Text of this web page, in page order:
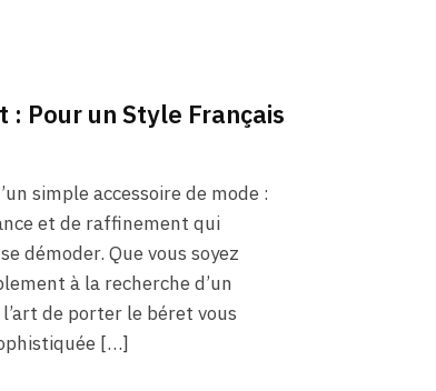
Pour un Style Français
simple accessoire de mode :
et de raffinement qui
démoder. Que vous soyez
à la recherche d’un
de porter le béret vous
[…]